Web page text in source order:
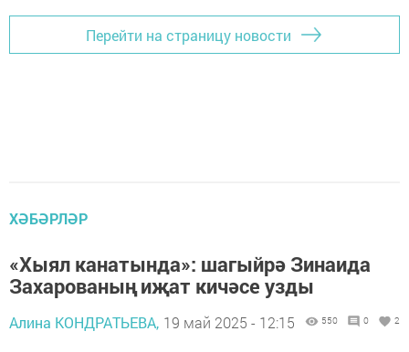
Перейти на страницу новости
ХӘБӘРЛӘР
«Хыял канатында»: шагыйрә Зинаида
Захарованың иҗат кичәсе узды
Алина КОНДРАТЬЕВА, 19 май 2025 - 12:15 550 0 2